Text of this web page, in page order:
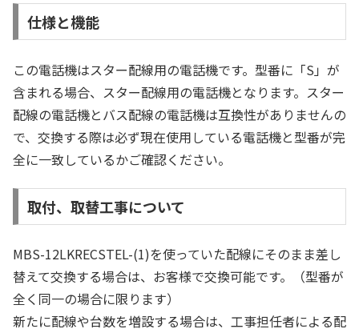
仕様と機能
この電話機はスター配線用の電話機です。型番に「S」が
含まれる場合、スター配線用の電話機となります。スター
配線の電話機とバス配線の電話機は互換性がありませんの
で、交換する際は必ず現在使用している電話機と型番が完
全に一致しているかご確認ください。
取付、取替工事について
MBS-12LKRECSTEL-(1)を使っていた配線にそのまま差し
替えて交換する場合は、お客様で交換可能です。（型番が
全く同一の場合に限ります）
新たに配線や台数を増設する場合は、工事担任者による配